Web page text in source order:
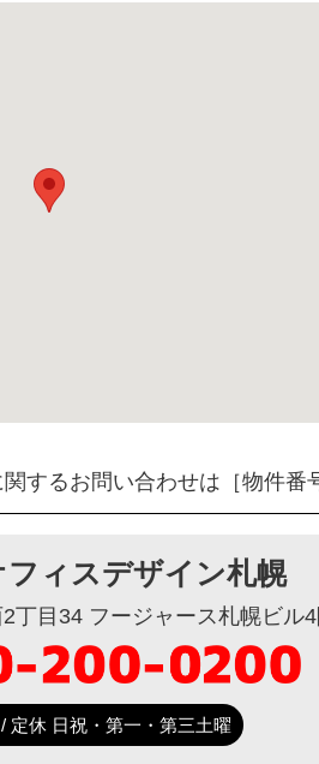
するお問い合わせは［物件番
フィスデザイン札幌
丁目34 フージャース札幌ビル
定休 日祝・第一・第三土曜